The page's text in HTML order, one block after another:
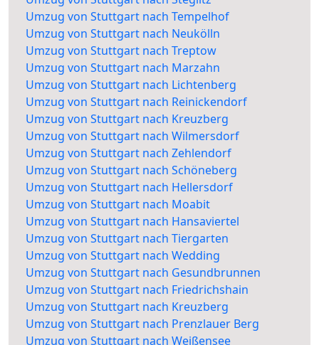
Umzug von Stuttgart nach Tempelhof
Umzug von Stuttgart nach Neukölln
Umzug von Stuttgart nach Treptow
Umzug von Stuttgart nach Marzahn
Umzug von Stuttgart nach Lichtenberg
Umzug von Stuttgart nach Reinickendorf
Umzug von Stuttgart nach Kreuzberg
Umzug von Stuttgart nach Wilmersdorf
Umzug von Stuttgart nach Zehlendorf
Umzug von Stuttgart nach Schöneberg
Umzug von Stuttgart nach Hellersdorf
Umzug von Stuttgart nach Moabit
Umzug von Stuttgart nach Hansaviertel
Umzug von Stuttgart nach Tiergarten
Umzug von Stuttgart nach Wedding
Umzug von Stuttgart nach Gesundbrunnen
Umzug von Stuttgart nach Friedrichshain
Umzug von Stuttgart nach Kreuzberg
Umzug von Stuttgart nach Prenzlauer Berg
Umzug von Stuttgart nach Weißensee